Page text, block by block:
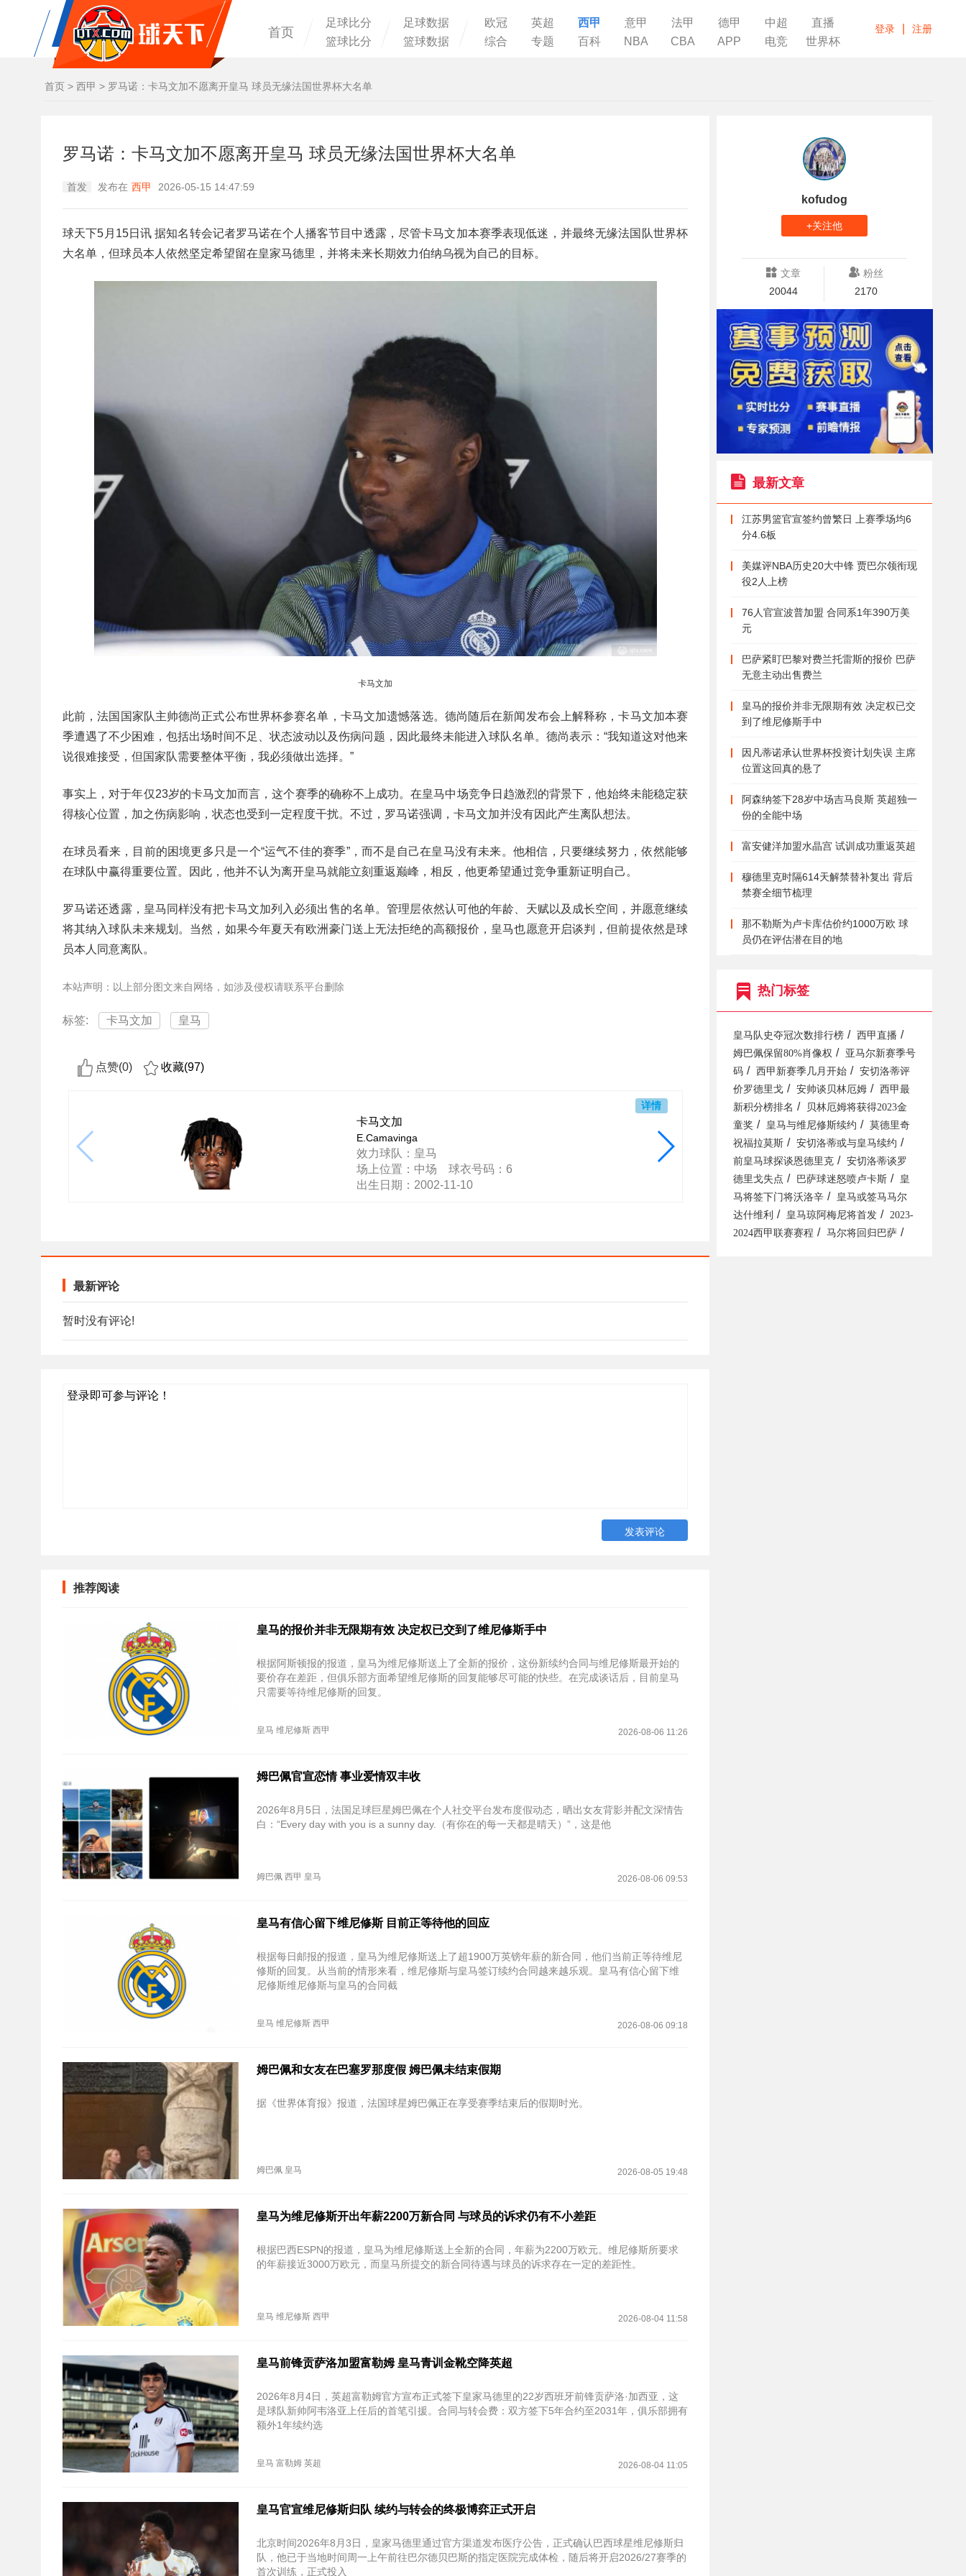
首页
足球比分
篮球比分
足球数据
篮球数据
欧冠 英超 西甲 意甲 法甲 德甲 中超
直播
综合
专题 百科 NBA CBA APP 电竞 世界杯
登录 注册
首页 > 西甲 > 罗马诺：卡马文加不愿离开皇马 球员无缘法国世界杯大名单
罗马诺：卡马文加不愿离开皇马 球员无缘法国世界杯大名单
首发 发布在 西甲 2026-05-15 14:47:59
球天下5月15日讯 据知名转会记者罗马诺在个人播客节目中透露，尽管卡马文加本赛季表现低迷，并最终无缘法国队世界杯
大名单，但球员本人依然坚定希望留在皇家马德里，并将未来长期效力伯纳乌视为自己的目标。
卡马文加
此前，法国国家队主帅德尚正式公布世界杯参赛名单，卡马文加遗憾落选。德尚随后在新闻发布会上解释称，卡马文加本赛
季遭遇了不少困难，包括出场时间不足、状态波动以及伤病问题，因此最终未能进入球队名单。德尚表示：“我知道这对他来
说很难接受，但国家队需要整体平衡，我必须做出选择。”
事实上，对于年仅23岁的卡马文加而言，这个赛季的确称不上成功。在皇马中场竞争日趋激烈的背景下，他始终未能稳定获
得核心位置，加之伤病影响，状态也受到一定程度干扰。不过，罗马诺强调，卡马文加并没有因此产生离队想法。
在球员看来，目前的困境更多只是一个“运气不佳的赛季”，而不是自己在皇马没有未来。他相信，只要继续努力，依然能够
在球队中赢得重要位置。因此，他并不认为离开皇马就能立刻重返巅峰，相反，他更希望通过竞争重新证明自己。
罗马诺还透露，皇马同样没有把卡马文加列入必须出售的名单。管理层依然认可他的年龄、天赋以及成长空间，并愿意继续
将其纳入球队未来规划。当然，如果今年夏天有欧洲豪门送上无法拒绝的高额报价，皇马也愿意开启谈判，但前提依然是球
员本人同意离队。
本站声明：以上部分图文来自网络，如涉及侵权请联系平台删除
标签: 卡马文加 皇马
点赞(0) 收藏(97)
详情
卡马文加
E.Camavinga
效力球队：皇马
场上位置：中场 球衣号码：6
出生日期：2002-11-10
最新评论
暂时没有评论!
登录即可参与评论！
推荐阅读
皇马的报价并非无限期有效 决定权已交到了维尼修斯手中
根据阿斯顿报的报道，皇马为维尼修斯送上了全新的报价，这份新续约合同与维尼修斯最开始的
要价存在差距，但俱乐部方面希望维尼修斯的回复能够尽可能的快些。在完成谈话后，目前皇马
只需要等待维尼修斯的回复。
皇马 维尼修斯 西甲 2026-08-06 11:26
姆巴佩官宣恋情 事业爱情双丰收
2026年8月5日，法国足球巨星姆巴佩在个人社交平台发布度假动态，晒出女友背影并配文深情告
白：“Every day with you is a sunny day.（有你在的每一天都是晴天）”，这是他
姆巴佩 西甲 皇马 2026-08-06 09:53
皇马有信心留下维尼修斯 目前正等待他的回应
根据每日邮报的报道，皇马为维尼修斯送上了超1900万英镑年薪的新合同，他们当前正等待维尼
修斯的回复。从当前的情形来看，维尼修斯与皇马签订续约合同越来越乐观。皇马有信心留下维
尼修斯维尼修斯与皇马的合同截
皇马 维尼修斯 西甲 2026-08-06 09:18
姆巴佩和女友在巴塞罗那度假 姆巴佩未结束假期
据《世界体育报》报道，法国球星姆巴佩正在享受赛季结束后的假期时光。
姆巴佩 皇马 2026-08-05 19:48
皇马为维尼修斯开出年薪2200万新合同 与球员的诉求仍有不小差距
根据巴西ESPN的报道，皇马为维尼修斯送上全新的合同，年薪为2200万欧元。维尼修斯所要求
的年薪接近3000万欧元，而皇马所提交的新合同待遇与球员的诉求存在一定的差距性。
皇马 维尼修斯 西甲 2026-08-04 11:58
皇马前锋贡萨洛加盟富勒姆 皇马青训金靴空降英超
2026年8月4日，英超富勒姆官方宣布正式签下皇家马德里的22岁西班牙前锋贡萨洛·加西亚，这
是球队新帅阿韦洛亚上任后的首笔引援。‌合同与转会费‌：双方签下5年合约至2031年，俱乐部拥有
额外1年续约选
皇马 富勒姆 英超 2026-08-04 11:05
皇马官宣维尼修斯归队 续约与转会的终极博弈正式开启
北京时间2026年8月3日，皇家马德里通过官方渠道发布医疗公告，正式确认巴西球星维尼修斯归
队，他已于当地时间周一上午前往巴尔德贝巴斯的指定医院完成体检，随后将开启2026/27赛季的
首次训练，正式投入
kofudog
+关注他
文章
20044
粉丝
2170
最新文章
江苏男篮官宣签约曾繁日 上赛季场均6
分4.6板
美媒评NBA历史20大中锋 贾巴尔领衔现
役2人上榜
76人官宣波普加盟 合同系1年390万美
元
巴萨紧盯巴黎对费兰托雷斯的报价 巴萨
无意主动出售费兰
皇马的报价并非无限期有效 决定权已交
到了维尼修斯手中
因凡蒂诺承认世界杯投资计划失误 主席
位置这回真的悬了
阿森纳签下28岁中场吉马良斯 英超独一
份的全能中场
富安健洋加盟水晶宫 试训成功重返英超
穆德里克时隔614天解禁替补复出 背后
禁赛全细节梳理
那不勒斯为卢卡库估价约1000万欧 球
员仍在评估潜在目的地
热门标签
皇马队史夺冠次数排行榜 / 西甲直播 /
姆巴佩保留80%肖像权 /
亚马尔新赛季号
码 / 西甲新赛季几月开始 /
安切洛蒂评
价罗德里戈 / 安帅谈贝林厄姆 /
西甲最
新积分榜排名 /
贝林厄姆将获得2023金
童奖 / 皇马与维尼修斯续约 /
莫德里奇
祝福拉莫斯 / 安切洛蒂或与皇马续约 /
前皇马球探谈恩德里克 /
安切洛蒂谈罗
德里戈失点 / 巴萨球迷怒喷卢卡斯 /
皇
马将签下门将沃洛辛 /
皇马或签马马尔
达什维利 / 皇马琼阿梅尼将首发 /
2023-
2024西甲联赛赛程 / 马尔将回归巴萨 /